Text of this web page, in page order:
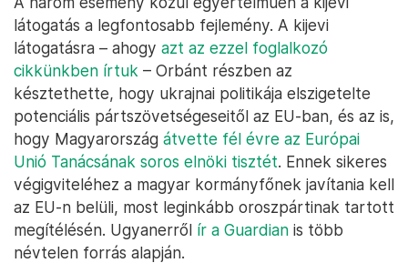
látogatás a legfontosabb fejlemény. A kijevi
látogatásra – ahogy azt az ezzel foglalkozó
cikkünkben írtuk – Orbánt részben az
késztethette, hogy ukrajnai politikája elszigetelte
potenciális pártszövetségeseitől az EU-ban, és az is,
hogy Magyarország átvette fél évre az Európai
Unió Tanácsának soros elnöki tisztét. Ennek sikeres
végigviteléhez a magyar kormányfőnek javítania kell
az EU-n belüli, most leginkább oroszpártinak tartott
megítélésén. Ugyanerről ír a Guardian is több
névtelen forrás alapján.